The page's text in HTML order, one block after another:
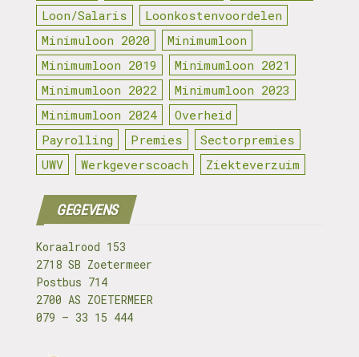
Loon/Salaris
Loonkostenvoordelen
Minimuloon 2020
Minimumloon
Minimumloon 2019
Minimumloon 2021
Minimumloon 2022
Minimumloon 2023
Minimumloon 2024
Overheid
Payrolling
Premies
Sectorpremies
UWV
Werkgeverscoach Ziekteverzuim
GEGEVENS
Koraalrood 153
2718 SB Zoetermeer
Postbus 714
2700 AS ZOETERMEER
079 – 33 15 444